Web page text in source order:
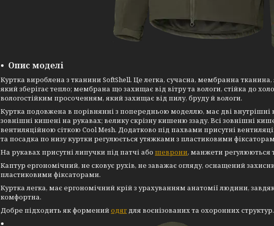
Опис моделі
Куртка вироблена з тканини SoftShell. Це легка, сучасна, мембранна тканина,
який зберігає тепло; мембрана що захищає від вітру та вологи, стійка до
вологостійким просоченням, який захищає від пилу, бруду й вологи.
Куртка подовжена в порівнянні з попередньою моделлю, має дві внутрішні
зовнішні кишені на рукавах; велику скрізну кишеню ззаду. Всі зовнішні
вентиляційною сіткою Cool Mesh. Додатково під пахвами присутні
та посадка по низу куртки регулюється утяжками з пластиковими
На рукавах присутні липучки під патчі або шеврони, манжети регулюються
Каптур ергономічний, не сковує рухів, не заважає огляду, оснащений
пластиковими фіксаторами.
Куртка легка, має ергономічний крій з урахуванням анатомії людини,
комфортна.
Добре підходить як формений одяг для воєнізованих та охоронних структур.